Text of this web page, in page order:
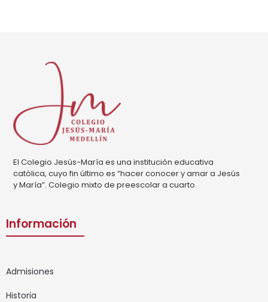
El Colegio Jesús-María es una institución educativa
católica, cuyo fin último es “hacer conocer y amar a Jesús
y María”. Colegio mixto de preescolar a cuarto.
Información
Admisiones
Historia